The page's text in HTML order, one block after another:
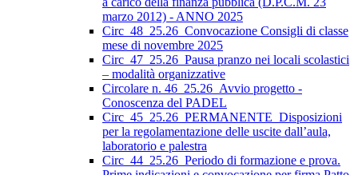
marzo 2012) - ANNO 2025
Circ_48_25.26_Convocazione Consigli di classe
mese di novembre 2025
Circ_47_25.26_Pausa pranzo nei locali scolastici
– modalità organizzative
Circolare n. 46_25.26_Avvio progetto -
Conoscenza del PADEL
Circ_45_25.26_PERMANENTE_Disposizioni
per la regolamentazione delle uscite dall’aula,
laboratorio e palestra
Circ_44_25.26_Periodo di formazione e prova.